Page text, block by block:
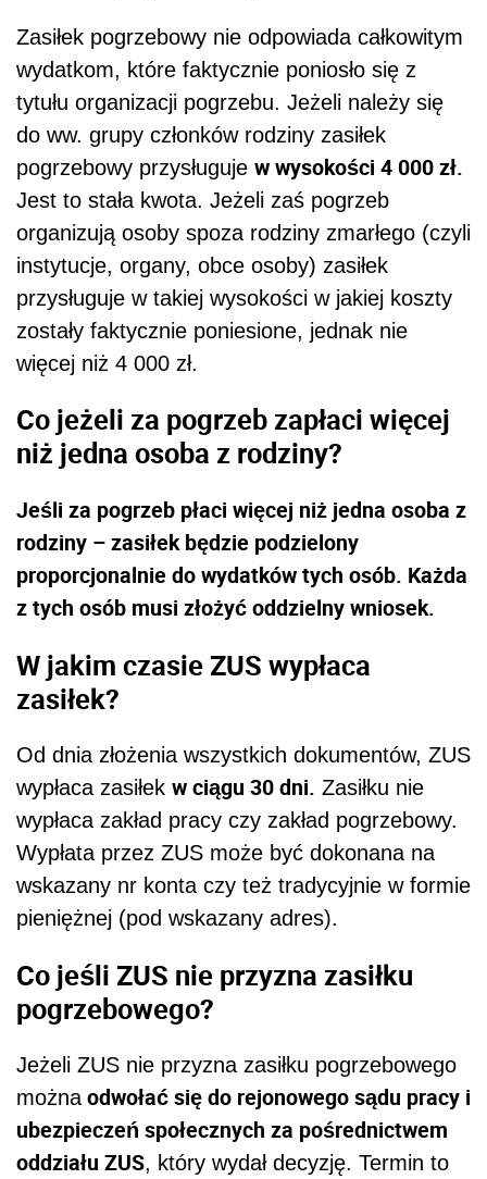
Zasiłek pogrzebowy nie odpowiada całkowitym
wydatkom, które faktycznie poniosło się z
tytułu organizacji pogrzebu. Jeżeli należy się
do ww. grupy członków rodziny zasiłek
pogrzebowy przysługuje w wysokości 4 000 zł.
Jest to stała kwota. Jeżeli zaś pogrzeb
organizują osoby spoza rodziny zmarłego (czyli
instytucje, organy, obce osoby) zasiłek
przysługuje w takiej wysokości w jakiej koszty
zostały faktycznie poniesione, jednak nie
więcej niż 4 000 zł.
Co jeżeli za pogrzeb zapłaci więcej
niż jedna osoba z rodziny?
Jeśli za pogrzeb płaci więcej niż jedna osoba z
rodziny – zasiłek będzie podzielony
proporcjonalnie do wydatków tych osób. Każda
z tych osób musi złożyć oddzielny wniosek.
W jakim czasie ZUS wypłaca
zasiłek?
Od dnia złożenia wszystkich dokumentów, ZUS
wypłaca zasiłek w ciągu 30 dni. Zasiłku nie
wypłaca zakład pracy czy zakład pogrzebowy.
Wypłata przez ZUS może być dokonana na
wskazany nr konta czy też tradycyjnie w formie
pieniężnej (pod wskazany adres).
Co jeśli ZUS nie przyzna zasiłku
pogrzebowego?
Jeżeli ZUS nie przyzna zasiłku pogrzebowego
możnaodwołać się do rejonowego sądu pracy i
ubezpieczeń społecznych za pośrednictwem
oddziału ZUS, który wydał decyzję. Termin to